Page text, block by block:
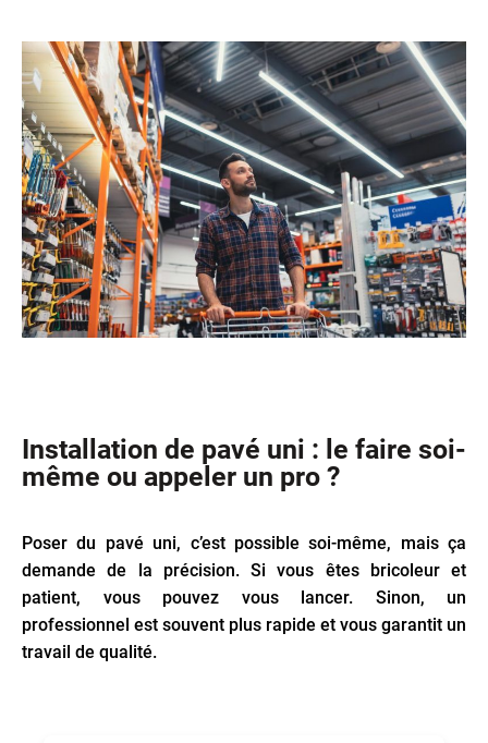
Installation de pavé uni : le faire soi-
même ou appeler un pro ?
Poser du pavé uni, c’est possible soi-même, mais ça
demande de la précision. Si vous êtes bricoleur et
patient, vous pouvez vous lancer. Sinon, un
professionnel est souvent plus rapide et vous garantit un
travail de qualité.